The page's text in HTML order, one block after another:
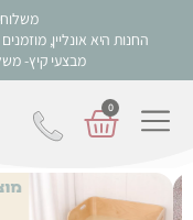
משלוחים
החנות היא אונליין,
מבצעי קיץ-
0